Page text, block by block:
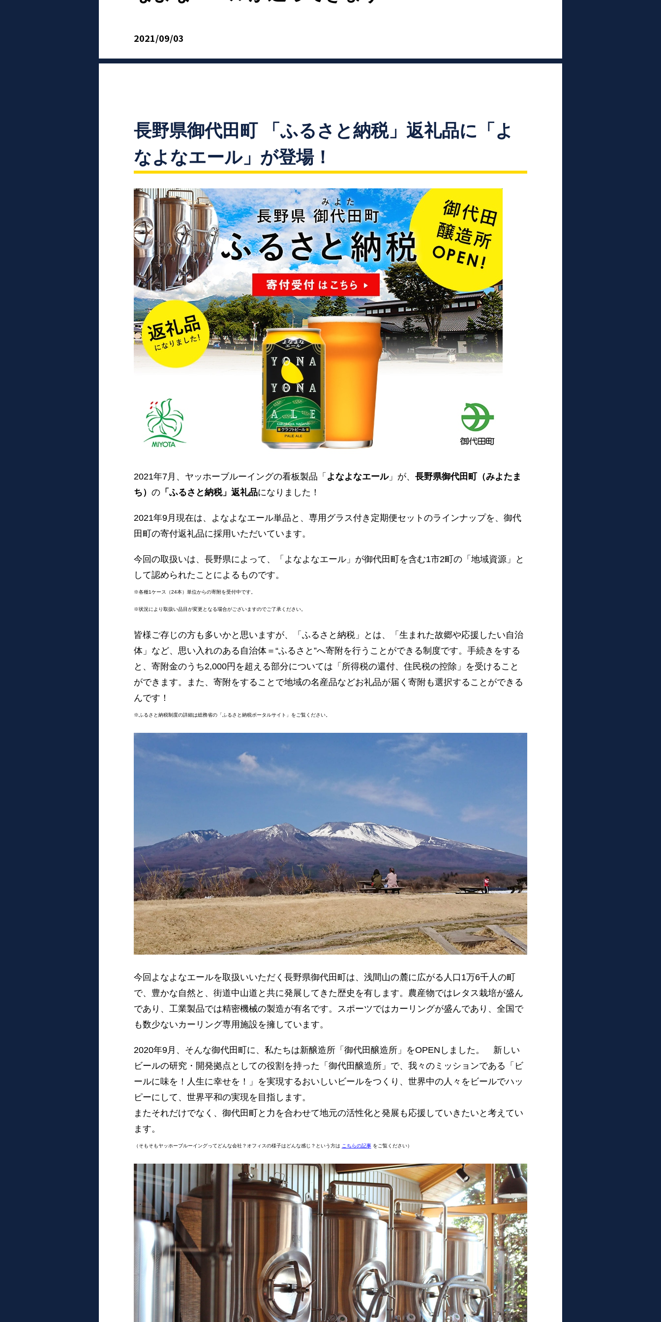
2021/09/03
長野県御代田町 「ふるさと納税」返礼品に「よ
なよなエール」が登場！
2021年7月、ヤッホーブルーイングの看板製品「 よなよなエール」が、 長野県御代田町（みよたま
ち） の「ふるさと納税」返礼品になりました！
2021年9月現在は、よなよなエール単品と、専用グラス付き定期便セットのラインナップを、御代
田町の寄付返礼品に採用いただいています。
今回の取扱いは、長野県によって、「よなよなエール」が御代田町を含む1市2町の「地域資源」と
して認められたことによるものです。
※各種1ケース（24本）単位からの寄附を受付中です。
※状況により取扱い品目が変更となる場合がございますのでご了承ください。
皆様ご存じの方も多いかと思いますが、「ふるさと納税」とは、「生まれた故郷や応援したい自治
体」など、思い入れのある自治体＝“ふるさと”へ寄附を行うことができる制度です。手続きをする
と、寄附金のうち2,000円を超える部分については「所得税の還付、住民税の控除」を受けること
ができます。また、寄附をすることで地域の名産品などお礼品が届く寄附も選択することができる
んです！
※ふるさと納税制度の詳細は総務省の「ふるさと納税ポータルサイト」をご覧ください。
今回よなよなエールを取扱いいただく長野県御代田町は、浅間山の麓に広がる人口1万6千人の町
で、豊かな自然と、街道中山道と共に発展してきた歴史を有します。農産物ではレタス栽培が盛ん
であり、工業製品では精密機械の製造が有名です。スポーツではカーリングが盛んであり、全国で
も数少ないカーリング専用施設を擁しています。
2020年9月、そんな御代田町に、私たちは新醸造所「御代田醸造所」をOPENしました。 新しい
ビールの研究・開発拠点としての役割を持った「御代田醸造所」で、我々のミッションである「ビ
ールに味を！人生に幸せを！」を実現するおいしいビールをつくり、世界中の人々をビールでハッ
ピーにして、世界平和の実現を目指します。
またそれだけでなく、御代田町と力を合わせて地元の活性化と発展も応援していきたいと考えてい
ます。
（そもそもヤッホーブルーイングってどんな会社？オフィスの様子はどんな感じ？という方は こちらの記事をご覧ください）